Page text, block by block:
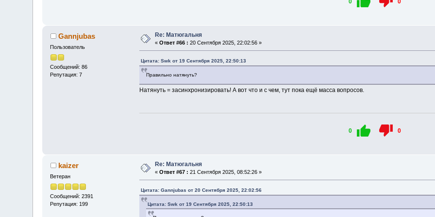
0 0
Gannjubas
Пользователь
Сообщений: 86
Репутация: 7
Re: Матюгальня
«Ответ #66 : 20 Сентября 2025, 22:02:56 »
Цитата: Swk от 19 Сентября 2025, 22:50:13
Правильно натянуть?
Натянуть = засинхронизировать! А вот что и с чем, тут пока ещё масса вопросов.
0 0
kaizer
Ветеран
Сообщений: 2391
Репутация: 199
Re: Матюгальня
«Ответ #67 : 21 Сентября 2025, 08:52:26 »
Цитата: Gannjubas от 20 Сентября 2025, 22:02:56
Цитата: Swk от 19 Сентября 2025, 22:50:13